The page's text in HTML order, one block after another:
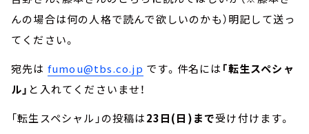
んの場合は何の人格で読んで欲しいのかも）明記して送っ
てください。
宛先は fumou@tbs.co.jp です。件名には 「転生スペシャ
ル」 と入れてくださいませ！
「転生スペシャル」の投稿は23日(日)まで受け付けます。